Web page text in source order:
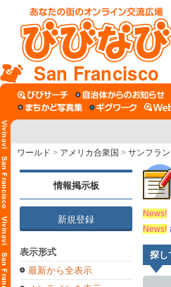
San Francisco
ワールド > アメリカ合衆国 > サンフラ
情報掲示板
新規登録
表示形式
最新から全表示
News!
News!
探し